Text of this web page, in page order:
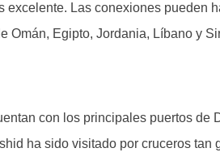
Las conexiones pueden
Omán, Egipto, Jordania, Líbano y
con los principales puertos
ha sido visitado por cruceros tan